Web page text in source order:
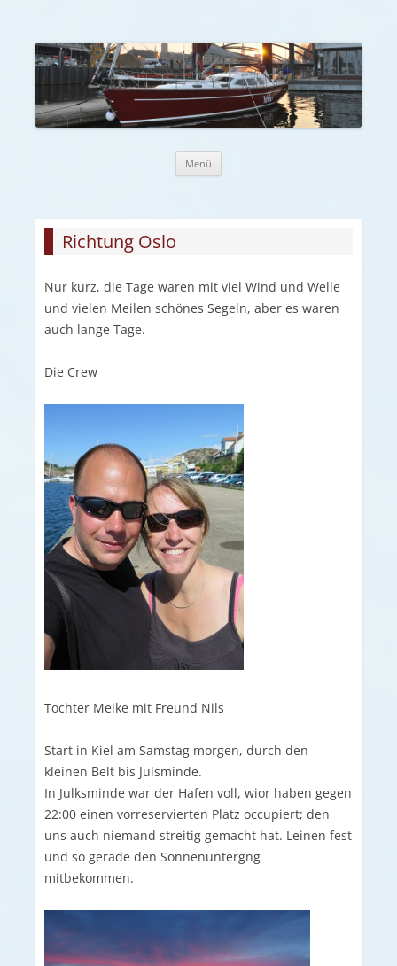
Menü
Richtung Oslo
Nur kurz, die Tage waren mit viel Wind und Welle
und vielen Meilen schönes Segeln, aber es waren
auch lange Tage.
Die Crew
Tochter Meike mit Freund Nils
Start in Kiel am Samstag morgen, durch den
kleinen Belt bis Julsminde.
In Julksminde war der Hafen voll, wior haben gegen
22:00 einen vorreservierten Platz occupiert; den
uns auch niemand streitig gemacht hat. Leinen fest
und so gerade den Sonnenuntergng
mitbekommen.